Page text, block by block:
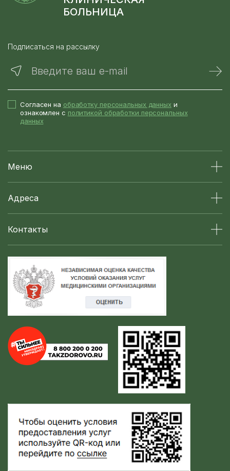
БОЛЬНИЦА
Подписаться на рассылку
Введите ваш e-mail
Согласен на обработку персональных данных и
ознакомлен с политикой обработки персональных
данных
Меню
Адреса
Контакты